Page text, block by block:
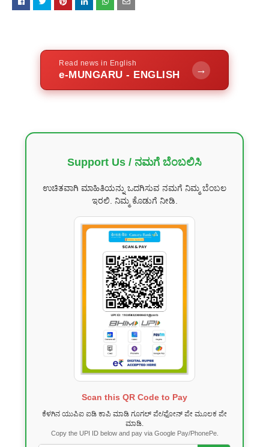
Read news in English
e-MUNGARU - ENGLISH →
Support Us / ನಮಗೆ ಬೆಂಬಲಿಸಿ
ಉಚಿತವಾಗಿ ಮಾಹಿತಿಯನ್ನು ಒದಗಿಸುವ ನಮಗೆ ನಿಮ್ಮ ಬೆಂಬಲ
ಇರಲಿ. ನಿಮ್ಮ ಕೊಡುಗೆ ನೀಡಿ.
Scan this QR Code to Pay
ಕೆಳಗಿನ ಯುಪಿಐ ಐಡಿ ಕಾಪಿ ಮಾಡಿ ಗೂಗಲ್ ಪೇ/ಫೋನ್ ಪೇ ಮೂಲಕ ಪೇ
ಮಾಡಿ.
Copy the UPI ID below and pay via Google Pay/PhonePe.